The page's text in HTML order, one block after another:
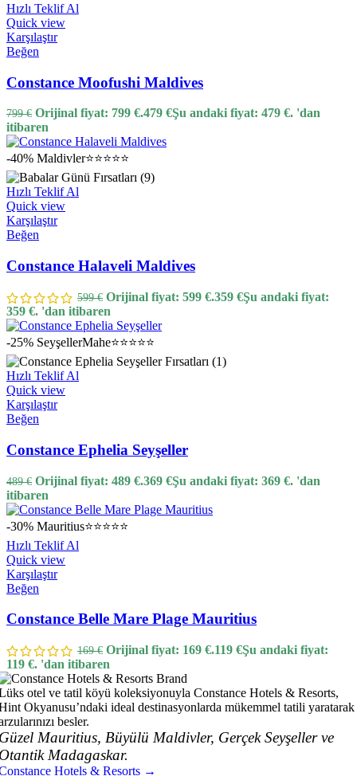
Hızlı Teklif Al
Quick view
Karşılaştır
Beğen
Constance Moofushi Maldives
799€ Orijinal fiyat: 799 €.479 €Şu andaki fiyat: 479 €. 'dan
itibaren
-40% Maldivler⭐⭐⭐⭐⭐
Hızlı Teklif Al
Quick view
Karşılaştır
Beğen
Constance Halaveli Maldives
599€ Orijinal fiyat: 599 €.359 €Şu andaki fiyat:
359 €. 'dan itibaren
-25% SeyşellerMahe⭐⭐⭐⭐⭐
Hızlı Teklif Al
Quick view
Karşılaştır
Beğen
Constance Ephelia Seyşeller
489€ Orijinal fiyat: 489 €.369 €Şu andaki fiyat: 369 €. 'dan
itibaren
-30% Mauritius⭐⭐⭐⭐⭐
Hızlı Teklif Al
Quick view
Karşılaştır
Beğen
Constance Belle Mare Plage Mauritius
169€ Orijinal fiyat: 169 €.119 €Şu andaki fiyat:
119 €. 'dan itibaren
otel ve tatil köyü koleksiyonuyla Constance Hotels & Resorts,
Okyanusu’ndaki ideal destinasyonlarda mükemmel tatili yaratarak
besler.
Mauritius, Büyülü Maldivler, Gerçek Seyşeller ve
Madagaskar.
Hotels & Resorts →